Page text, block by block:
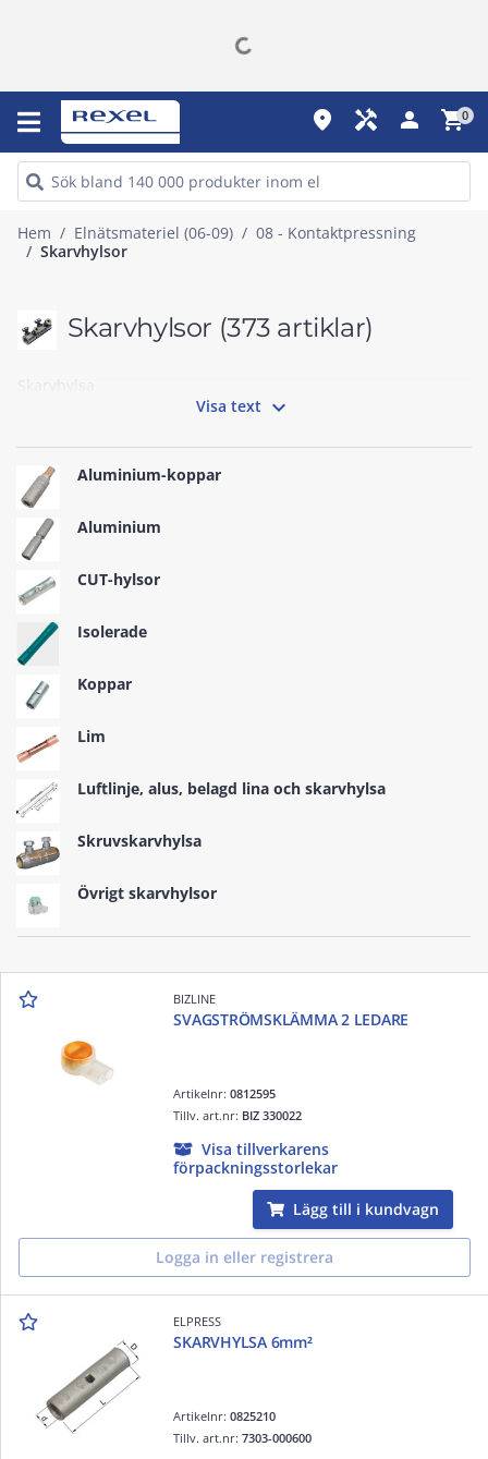
place handyman person shopping_cart0
Hem Elnätsmateriel (06-09)
08 - Kontaktpressning
Skarvhylsor
Skarvhylsor (373 artiklar)
Skarvhylsa
Visa text 
Aluminium-koppar
Aluminium
CUT-hylsor
Isolerade
Koppar
Lim
Luftlinje, alus, belagd lina och skarvhylsa
Skruvskarvhylsa
Övrigt skarvhylsor
BIZLINE
SVAGSTRÖMSKLÄMMA 2 LEDARE
Artikelnr:0812595
Tillv. art.nr: BIZ 330022
Visa tillverkarens
förpackningsstorlekar
Lägg till i kundvagn
Logga in eller registrera
ELPRESS
SKARVHYLSA 6mm²
Artikelnr:0825210
Tillv. art.nr:7303-000600